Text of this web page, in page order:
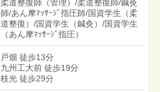
柔道整復師（管理）/柔道整復師/鍼灸
師/あん摩ﾏｯｻｰｼﾞ指圧師/国資学生（柔
道整復）/国資学生（鍼灸）/国資学生
（あん摩ﾏｯｻｰｼﾞ指圧）
戸畑 徒歩13分
九州工大前 徒歩19分
枝光 徒歩29分